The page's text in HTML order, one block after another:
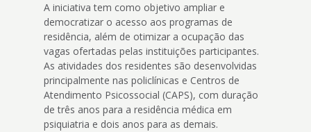
A iniciativa tem como objetivo ampliar e
democratizar o acesso aos programas de
residência, além de otimizar a ocupação das
vagas ofertadas pelas instituições participantes.
As atividades dos residentes são desenvolvidas
principalmente nas policlínicas e Centros de
Atendimento Psicossocial (CAPS), com duração
de três anos para a residência médica em
psiquiatria e dois anos para as demais.